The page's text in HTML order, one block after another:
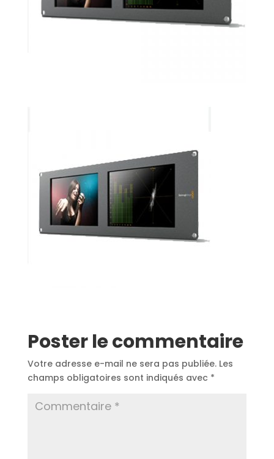
Poster le commentaire
Votre adresse e-mail ne sera pas publiée. Les
champs obligatoires sont indiqués avec *